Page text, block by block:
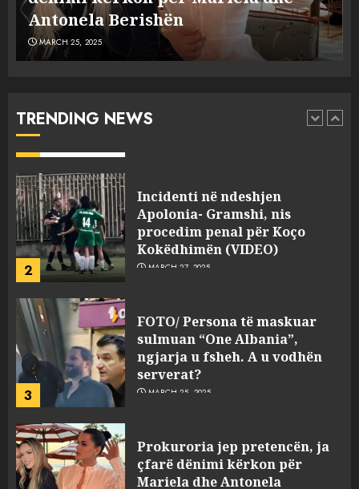
plagosën!
MARCH 25, 2025
TRENDING NEWS
MARCH 25, 2025
1
Punonjësja e UKT akuzon
pasuri të pajustifikuar
2
Apolonia- Gramshi, nis
procedim penal për Koço
Kokëdhimën (VIDEO)
MARCH 27, 2025
sulmuan “One Albania”,
ngjarja u fsheh. A u vodhën
serverat?
MARCH 25, 2025
çfarë dënimi kërkon për
Mariela dhe Antonela
Berishën